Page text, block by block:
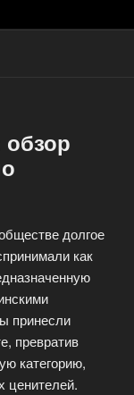
обзор
долгое
как
принесли
превратив
категорию,
ценителей.